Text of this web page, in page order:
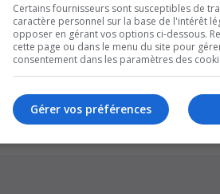
Style version: 1.1.8
Développé parphpBB
® Forum
Traduction française officielle
Certains fournisseurs sont susceptibles de
caractère personnel sur la base de l'intérêt
opposer en gérant vos options ci-dessous.
cette page ou dans le menu du site pour
consentement dans les paramètres des
Gérer vos préférences